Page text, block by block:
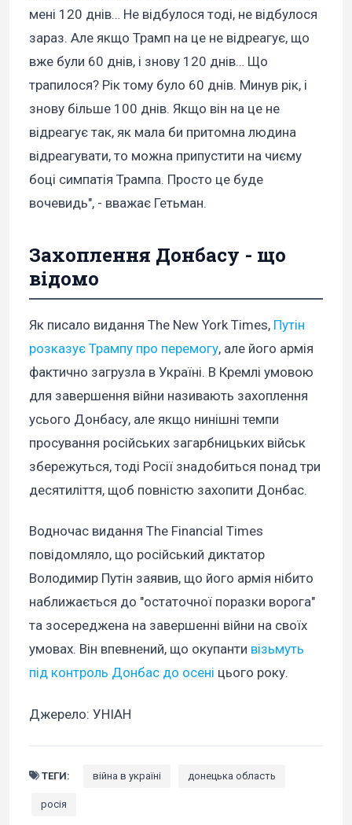
мені 120 днів… Не відбулося тоді, не відбулося
зараз. Але якщо Трамп на це не відреагує, що
вже були 60 днів, і знову 120 днів… Що
трапилося? Рік тому було 60 днів. Минув рік, і
знову більше 100 днів. Якщо він на це не
відреагує так, як мала би притомна людина
відреагувати, то можна припустити на чиєму
боці симпатія Трампа. Просто це буде
вочевидь", - вважає Гетьман.
Захоплення Донбасу - що
відомо
Як писало видання The New York Times, Путін
розказує Трампу про перемогу, але його армія
фактично загрузла в Україні. В Кремлі умовою
для завершення війни називають захоплення
усього Донбасу, але якщо нинішні темпи
просування російських загарбницьких військ
збережуться, тоді Росії знадобиться понад три
десятиліття, щоб повністю захопити Донбас.
Водночас видання The Financial Times
повідомляло, що російський диктатор
Володимир Путін заявив, що його армія нібито
наближається до "остаточної поразки ворога"
та зосереджена на завершенні війни на своїх
умовах. Він впевнений, що окупанти візьмуть
під контроль Донбас до осені цього року.
Джерело: УНІАН
ТЕГИ: війна в україні донецька область
росія